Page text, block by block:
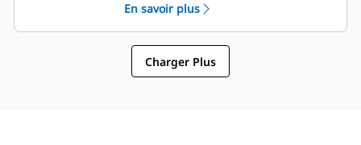
bouclier et pour renforcer les sections
de poussée extérieures.
En savoir plus
Charger Plus